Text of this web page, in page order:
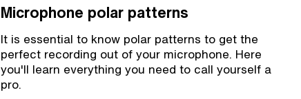
Microphone polar patterns
It is essential to know polar patterns to get the
perfect recording out of your microphone. Here
you'll learn everything you need to call yourself a
pro.